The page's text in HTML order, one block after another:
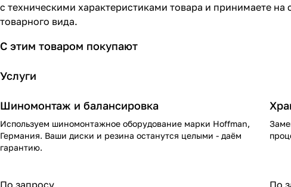
с техническими характеристиками товара и принимаете
товарного вида.
С этим товаром покупают
Услуги
Шиномонтаж и балансировка
Используем шиномонтажное оборудование марки Hoffman,
Германия. Ваши диски и резина останутся целыми - даём
гарантию.